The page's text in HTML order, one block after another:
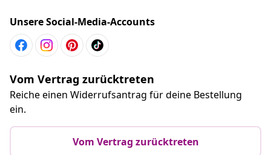
Unsere Social-Media-Accounts
Vom Vertrag zurücktreten
Reiche einen Widerrufsantrag für deine Bestellung
ein.
Vom Vertrag zurücktreten